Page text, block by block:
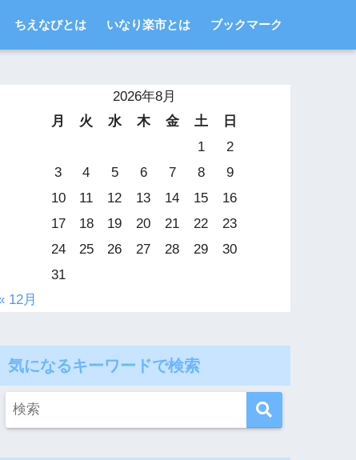
ちえなびとは いなり楽市とは ブックマーク
2026年8月
月
火 水 木 金 土
日
1
2
3
4 5 6 7 8
9
10
11 12 13 14 15
16
17
18 19 20 21 22
23
24
25 26 27 28 29
30
31
12月
気になるキーワードで検索